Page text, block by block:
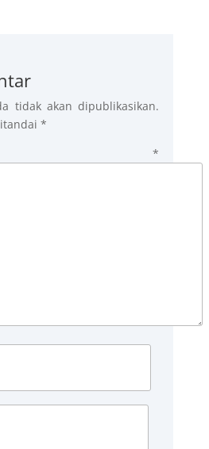
tidak akan dipublikasikan.
*
*